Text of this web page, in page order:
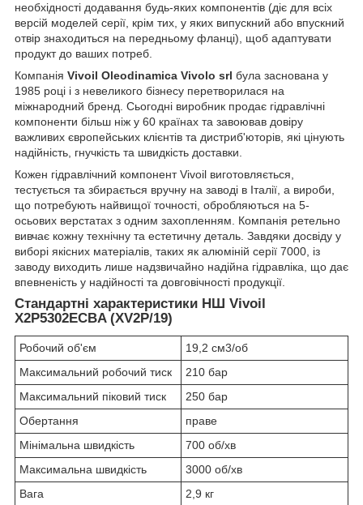
необхідності додавання будь-яких компонентів (діє для всіх
версій моделей серії, крім тих, у яких випускний або впускний
отвір знаходиться на передньому фланці), щоб адаптувати
продукт до ваших потреб.
Компанія Vivoil Oleodinamica Vivolo srl була заснована у
1985 році і з невеликого бізнесу перетворилася на
міжнародний бренд. Сьогодні виробник продає гідравлічні
компоненти більш ніж у 60 країнах та завоював довіру
важливих європейських клієнтів та дистриб'юторів, які цінують
надійність, гнучкість та швидкість доставки.
Кожен гідравлічний компонент Vivoil виготовляється,
тестується та збирається вручну на заводі в Італії, а вироби,
що потребують найвищої точності, обробляються на 5-
осьових верстатах з одним захопленням. Компанія ретельно
вивчає кожну технічну та естетичну деталь. Завдяки досвіду у
виборі якісних матеріалів, таких як алюміній серії 7000, із
заводу виходить лише надзвичайно надійна гідравліка, що дає
впевненість у надійності та довговічності продукції.
Стандартні характеристики НШ Vivoil
X2P5302ECBA (XV2P/19)
Робочий об'єм
19,2 см3/об
Максимальний робочий тиск
210 бар
Максимальний піковий тиск
250 бар
Обертання
праве
Мінімальна швидкість
700 об/хв
Максимальна швидкість
3000 об/хв
Вага
2,9 кг